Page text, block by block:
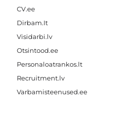
CV.ee
Dirbam.It
Visidarbi.lv
Otsintood.ee
Personaloatrankos.lt
Recruitment.lv
Varbamisteenused.ee